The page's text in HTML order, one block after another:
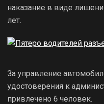
наказание в виде
лет.
За управление
удостоверения к
привлечено 6 человек.